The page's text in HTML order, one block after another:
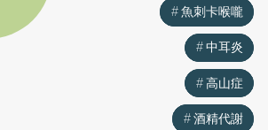
魚刺卡喉嚨
中耳炎
高山症
酒精代謝
魚刺卡喉嚨
中耳炎
高山症
酒精代謝